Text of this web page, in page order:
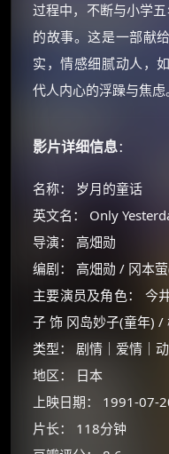
过程中，不断与小学
的故事。这是一部献
实，情感细腻动人，
代人内心的浮躁与焦虑
影片详细信息：
名称： 岁月的童话
英文名： Only
导演： 高畑勋
编剧： 高畑勋 / 冈本
主要演员及角色： 今
子 饰 冈岛妙子(童年) /
类型： 剧情｜爱情｜
地区： 日本
上映日期： 1991-07-
片长： 118分钟